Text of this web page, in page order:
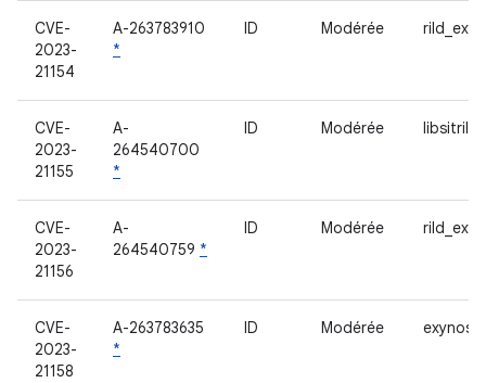
CVE-
2023-
21154
A-263783910
*
ID Modérée
CVE-
2023-
21155
A-
264540700
*
ID Modérée libsitril
CVE-
2023-
21156
A-
264540759 *
ID Modérée
CVE-
2023-
21158
A-263783635
*
ID Modérée exynos-